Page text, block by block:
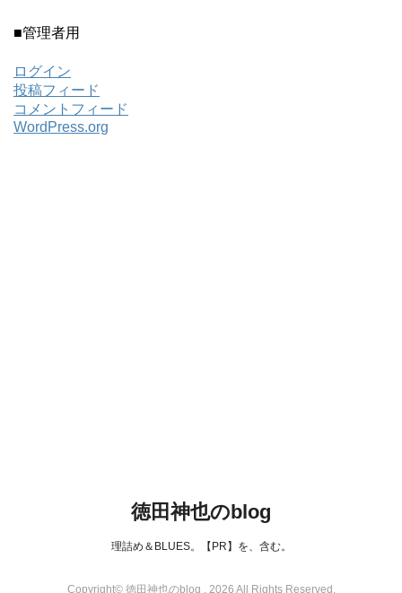
■管理者用
ログイン
投稿フィード
コメントフィード
WordPress.org
徳田神也のblog
理詰め＆BLUES。【PR】を、含む。
Copyright© 徳田神也のblog , 2026 All Rights Reserved.